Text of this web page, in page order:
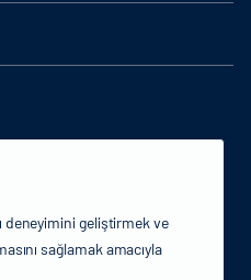
deneyimini geliştirmek ve
sağlamak amacıyla